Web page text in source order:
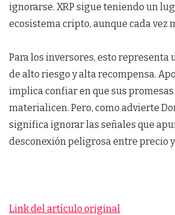
ignorarse. XRP sigue teniendo un
ecosistema cripto, aunque cada vez
Para los inversores, esto representa
de alto riesgo y alta recompensa.
implica confiar en que sus
materialicen. Pero, como advierte
significa ignorar las señales que
desconexión peligrosa entre precio
Link del artículo original